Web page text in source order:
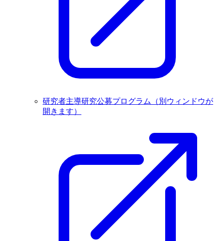
研究者主導研究公募プログラム
（別ウィンドウが
開きます）